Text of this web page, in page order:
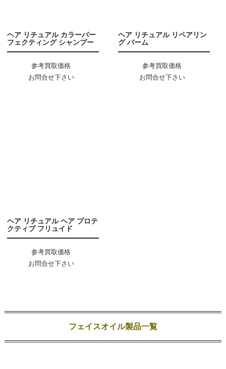
ヘア リチュアル カラーパー
フェクティング シャンプー
参考買取価格
お問合せ下さい
ヘア リチュアル リペアリン
グ バーム
参考買取価格
お問合せ下さい
ヘア リチュアル ヘア プロテ
クティブ フリュイド
参考買取価格
お問合せ下さい
フェイスオイル製品一覧